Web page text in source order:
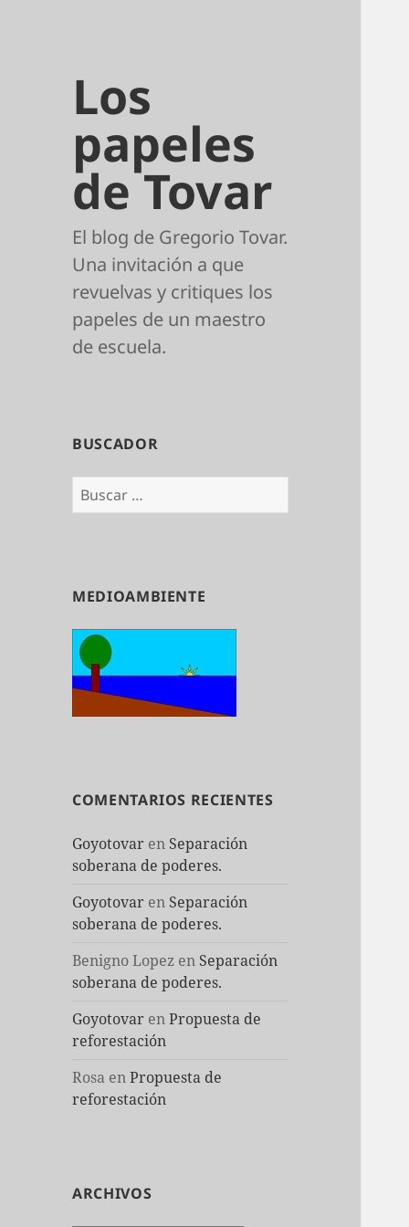
Los
papeles
de Tovar
El blog de Gregorio Tovar.
Una invitación a que
revuelvas y critiques los
papeles de un maestro
de escuela.
BUSCADOR
Buscar:
MEDIOAMBIENTE
COMENTARIOS RECIENTES
Goyotovar en Separación
soberana de poderes.
Goyotovar en Separación
soberana de poderes.
Benigno Lopez en Separación
soberana de poderes.
Goyotovar enPropuesta de
reforestación
Rosa enPropuesta de
reforestación
ARCHIVOS